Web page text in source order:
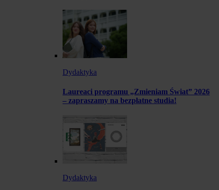
Dydaktyka
Laureaci programu „Zmieniam Świat” 2026
– zapraszamy na bezpłatne studia!
Dydaktyka